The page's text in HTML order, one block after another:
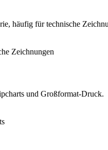
häufig für technische
Zeichnungen
und Großformat-Druck.